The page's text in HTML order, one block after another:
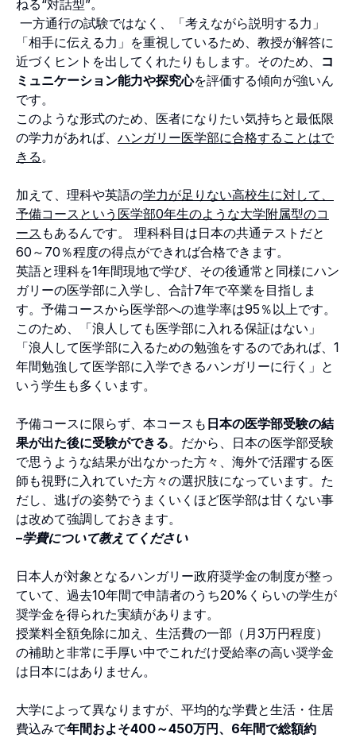
ねる“対話型”。
一方通行の試験ではなく、「考えながら説明する力」
「相手に伝える力」を重視しているため、教授が解答に
近づくヒントを出してくれたりもします。そのため、 コ
ミュニケーション能力や探究心を評価する傾向が強いん
です。
このような形式のため、医者になりたい気持ちと最低限
の学力があれば、 ハンガリー医学部に合格することはで
きる 。
加えて、理科や英語の学力が足りない高校生に対して、
予備コースという医学部0年生のような大学附属型のコ
ース もあるんです。 理科科目は日本の共通テストだと
60～70％程度の得点ができれば合格できます。
英語と理科を1年間現地で学び、その後通常と同様にハン
ガリーの医学部に入学し、合計7年で卒業を目指しま
す。予備コースから医学部への進学率は95％以上です。
このため、「浪人しても医学部に入れる保証はない」
「浪人して医学部に入るための勉強をするのであれば、1
年間勉強して医学部に入学できるハンガリーに行く」と
いう学生も多くいます。
予備コースに限らず、本コースも 日本の医学部受験の結
果が出た後に受験ができる。だから、日本の医学部受験
で思うような結果が出なかった方々、海外で活躍する医
師も視野に入れていた方々の選択肢になっています。た
だし、逃げの姿勢でうまくいくほど医学部は甘くない事
は改めて強調しておきます。
–学費について教えてください
日本人が対象となるハンガリー政府奨学金の制度が整っ
ていて、過去10年間で申請者のうち20%くらいの学生が
奨学金を得られた実績があります。
授業料全額免除に加え、生活費の一部（月3万円程度）
の補助と非常に手厚い中でこれだけ受給率の高い奨学金
は日本にはありません。
大学によって異なりますが、平均的な学費と生活・住居
費込みで年間およそ400～450万円、6年間で総額約